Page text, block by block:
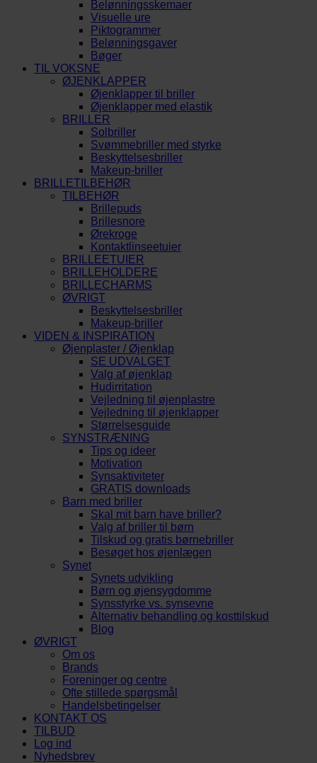
Belønningsskemaer
Visuelle ure
Piktogrammer
Belønningsgaver
Bøger
TIL VOKSNE
ØJENKLAPPER
Øjenklapper til briller
Øjenklapper med elastik
BRILLER
Solbriller
Svømmebriller med styrke
Beskyttelsesbriller
Makeup-briller
BRILLETILBEHØR
TILBEHØR
Brillepuds
Brillesnore
Ørekroge
Kontaktlinseetuier
BRILLEETUIER
BRILLEHOLDERE
BRILLECHARMS
ØVRIGT
Beskyttelsesbriller
Makeup-briller
VIDEN & INSPIRATION
Øjenplaster / Øjenklap
SE UDVALGET
Valg af øjenklap
Hudirritation
Vejledning til øjenplastre
Vejledning til øjenklapper
Størrelsesguide
SYNSTRÆNING
Tips og ideer
Motivation
Synsaktiviteter
GRATIS downloads
Barn med briller
Skal mit barn have briller?
Valg af briller til børn
Tilskud og gratis børnebriller
Besøget hos øjenlægen
Synet
Synets udvikling
Børn og øjensygdomme
Synsstyrke vs. synsevne
Alternativ behandling og kosttilskud
Blog
ØVRIGT
Om os
Brands
Foreninger og centre
Ofte stillede spørgsmål
Handelsbetingelser
KONTAKT OS
TILBUD
Log ind
Nyhedsbrev